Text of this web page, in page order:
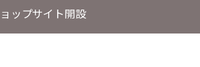
ップサイト開設